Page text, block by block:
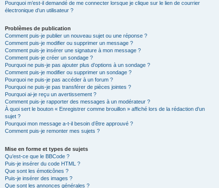
Pourquoi m’est-il demandé de me connecter lorsque je clique sur le lien de courrier
électronique d’un utilisateur ?
Problèmes de publication
Comment puis-je publier un nouveau sujet ou une réponse ?
Comment puis-je modifier ou supprimer un message ?
Comment puis-je insérer une signature à mon message ?
Comment puis-je créer un sondage ?
Pourquoi ne puis-je pas ajouter plus d’options à un sondage ?
Comment puis-je modifier ou supprimer un sondage ?
Pourquoi ne puis-je pas accéder à un forum ?
Pourquoi ne puis-je pas transférer de pièces jointes ?
Pourquoi ai-je reçu un avertissement ?
Comment puis-je rapporter des messages à un modérateur ?
À quoi sert le bouton « Enregistrer comme brouillon » affiché lors de la rédaction d’un
sujet ?
Pourquoi mon message a-t-il besoin d’être approuvé ?
Comment puis-je remonter mes sujets ?
Mise en forme et types de sujets
Qu’est-ce que le BBCode ?
Puis-je insérer du code HTML ?
Que sont les émoticônes ?
Puis-je insérer des images ?
Que sont les annonces générales ?